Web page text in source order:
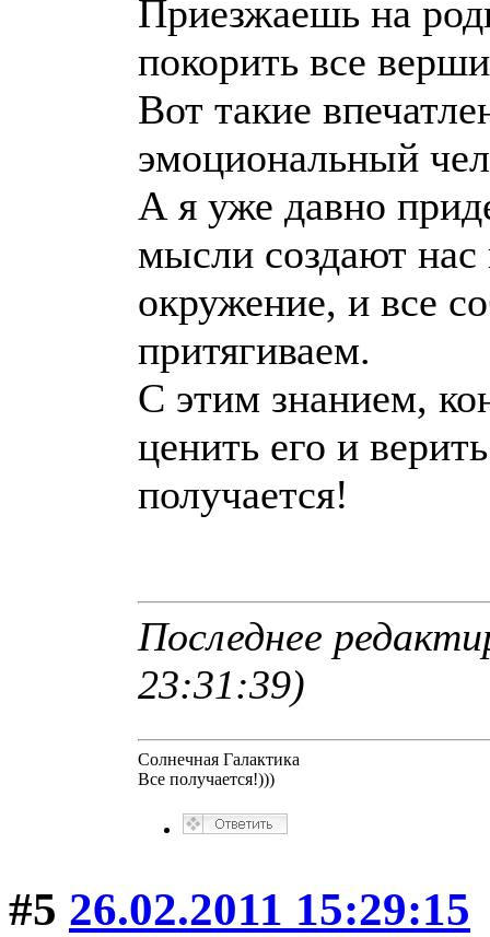
Приезжаешь на
покорить все
Вот такие
эмоциональный
А я уже давно
мысли создают
окружение, и все
притягиваем.
С этим знанием,
ценить его и
получается!
Последнее
23:31:39)
Солнечная Галактика
Все получается!)))
#5 26.02.2011 15:29:15